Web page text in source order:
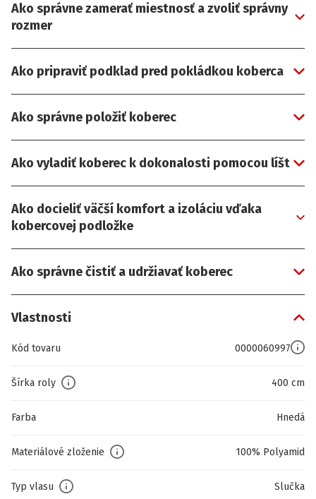
Ako správne zamerať miestnosť a zvoliť správny
rozmer
Ako pripraviť podklad pred pokládkou koberca
Ako správne položiť koberec
Ako vyladiť koberec k dokonalosti pomocou líšt
Ako docieliť väčší komfort a izoláciu vďaka
kobercovej podložke
Ako správne čistiť a udržiavať koberec
Vlastnosti
Kód tovaru 0000060997
Šírka roly 400 cm
Farba Hnedá
Materiálové zloženie 100% Polyamid
Typ vlasu Slučka